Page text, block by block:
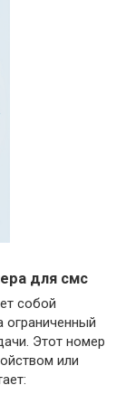
для смс
собой
ограниченный
Этот номер
или